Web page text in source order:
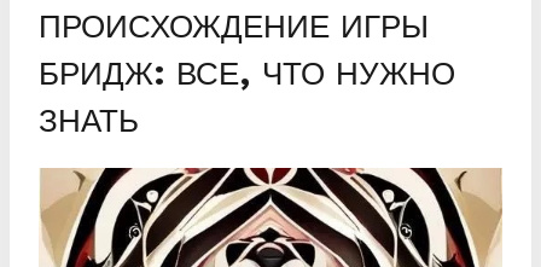
ПРОИСХОЖДЕНИЕ ИГРЫ
БРИДЖ: ВСЕ, ЧТО НУЖНО
ЗНАТЬ